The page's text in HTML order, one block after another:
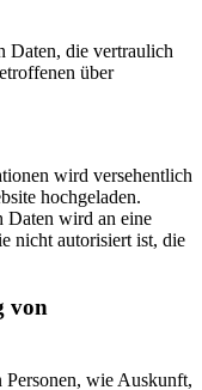
Daten, die vertraulich
über
wird versehentlich
hochgeladen.
Daten wird an eine
nicht autorisiert ist, die
von
wie Auskunft,